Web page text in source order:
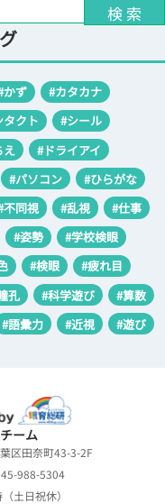
検 索
かず
#カタカナ
タクト
#シール
え
#ドライアイ
#パソコン
#ひらがな
不同視 #乱視
#仕事
#姿勢
#学校検眼
#検眼
#疲れ目
孔 #科学遊び
#算数
#語彙力 #近視
#遊び
ーム
区田奈町43-3-2F
988-5304
土日祝休）